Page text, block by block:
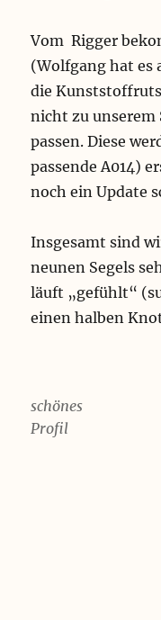
Vom Rigger
(Wolfgang hat es
die
nicht zu
passen. Diese
passende A014)
noch ein Update
Insgesamt sind
neunen Segels
läuft „gefühlt“
einen halben
schönes
Profil